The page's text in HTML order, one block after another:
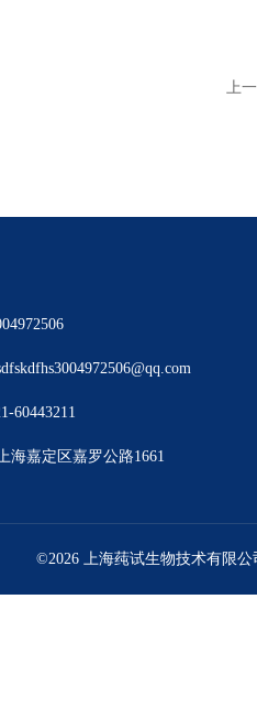
上
60443211
海嘉定区嘉罗公路1661
©2026 上海莼试生物技术有限